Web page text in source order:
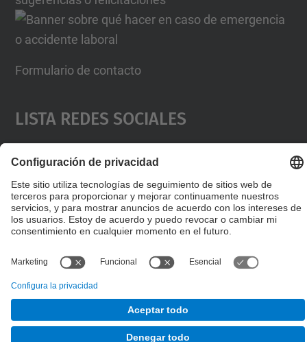
Formulario de contacto
Lista Redes Sociales
© UPC
Desarrollado con
Mapa del Sitio